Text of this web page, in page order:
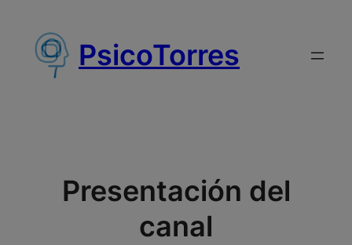
contenido
PsicoTorres
Presentación del
canal